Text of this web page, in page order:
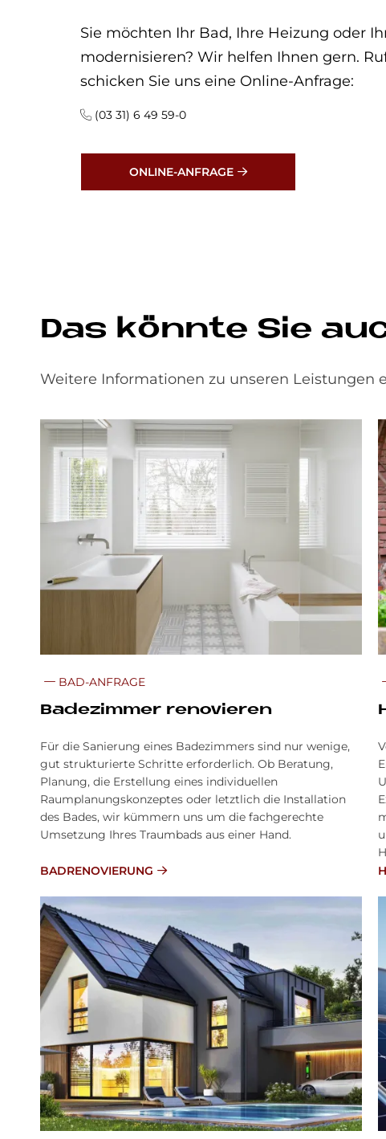
Sie möchten Ihr Bad, Ihre Heizung oder
modernisieren? Wir helfen Ihnen gern.
schicken Sie uns eine Online-Anfrage:
(03 31) 6 49 59-0
ONLINE-ANFRAGE
Das könn­te Sie
Weitere Informationen zu unseren Leistungen
BAD-ANFRAGE
Badezimmer renovieren
Für die Sanierung eines Badezimmers sind nur wenige,
gut strukturierte Schritte erforderlich. Ob Beratung,
Planung, die Erstellung eines individuellen
Raumplanungskonzeptes oder letztlich die Installation
des Bades, wir kümmern uns um die fachgerechte
Umsetzung Ihres Traumbads aus einer Hand.
BADRENOVIERUNG